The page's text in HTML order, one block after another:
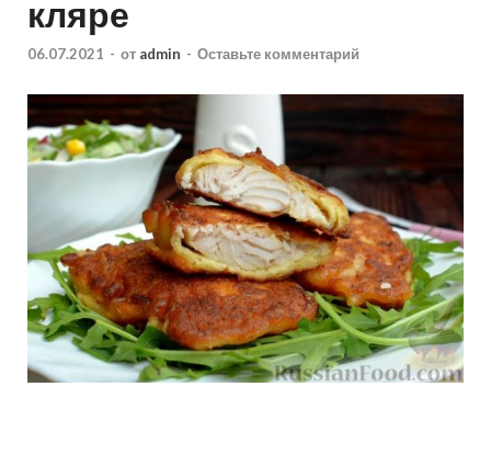
кляре
06.07.2021 - от admin - Оставьте комментарий